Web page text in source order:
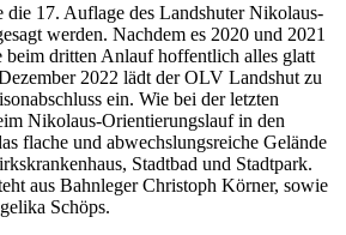
die 17. Auflage des Landshuter Nikolaus-
werden. Nachdem es 2020 und 2021
beim dritten Anlauf hoffentlich alles glatt
2022 lädt der OLV Landshut zu
ein. Wie bei der letzten
Nikolaus-Orientierungslauf in den
flache und abwechslungsreiche Gelände
Stadtbad und Stadtpark.
aus Bahnleger Christoph Körner, sowie
Schöps.